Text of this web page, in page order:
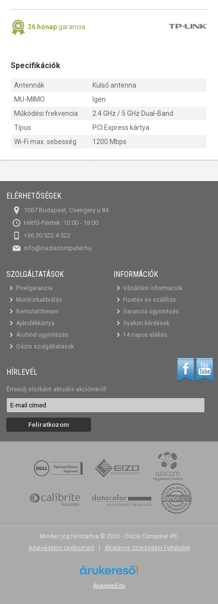
36 hónapgarancia
Specifikációk
Antennák
Külső antenna
MU-MIMO
Igen
Működési frekvencia
2.4 GHz / 5 GHz Dual-Band
Típus
PCI Express kártya
Wi-Fi max. sebesség
1200 Mbps
ELÉRHETŐSÉGEK
1067 Budapest, Csengery u 84.
Hétfő-Péntek: 10:00 - 18:00
+36 30 522 4 522
info@oaziscomputer.hu
SZOLGÁLTATÁSOK
Pixelgarancia
Monitorkalibrálás
Bemutatóterem
Ajándékkártya
Áruhitel ügyintézés
Oázis szolgáltatások
INFORMÁCIÓK
Vásárlási információk
Fizetés és szállítás
Garancia ügyintézés
Gyakori kérdések
14 napos elállás
HÍRLEVÉL
Értesülj elsőként aktuális akcióinkról!
Minden jog fenntartva © 2026 - Oázis Computer Kft.
Adatvédelmi tájékoztató
Általános Szerződési Feltételek
Árukereső.hu